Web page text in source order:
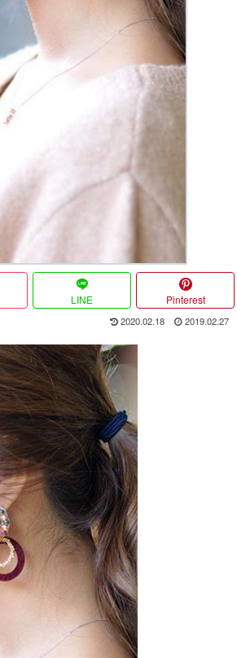
LINE Pinterest
2020.02.18 2019.02.27